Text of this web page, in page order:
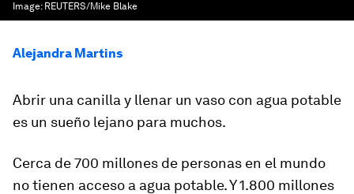
Image: REUTERS/Mike Blake
Alejandra Martins
Abrir una canilla y llenar un vaso con agua potable
es un sueño lejano para muchos.
Cerca de700 millones de personas en el mundo
no tienen acceso a agua potable. Y1.800 millones